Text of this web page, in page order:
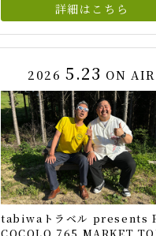
詳細はこちら
20265.23 ON AIR
tabiwaトラベル presents